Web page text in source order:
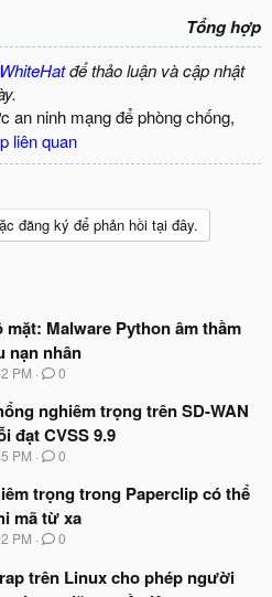
Tổng hợp
để thảo luận và cập nhật
an ninh mạng để phòng chống,
liên quan
đăng ký để phản hồi tại đây.
mặt: Malware Python âm thầm
nạn nhân
PM 0
nghiêm trọng trên SD-WAN
đạt CVSS 9.9
PM 0
trọng trong Paperclip có thể
mã từ xa
PM 0
trên Linux cho phép người